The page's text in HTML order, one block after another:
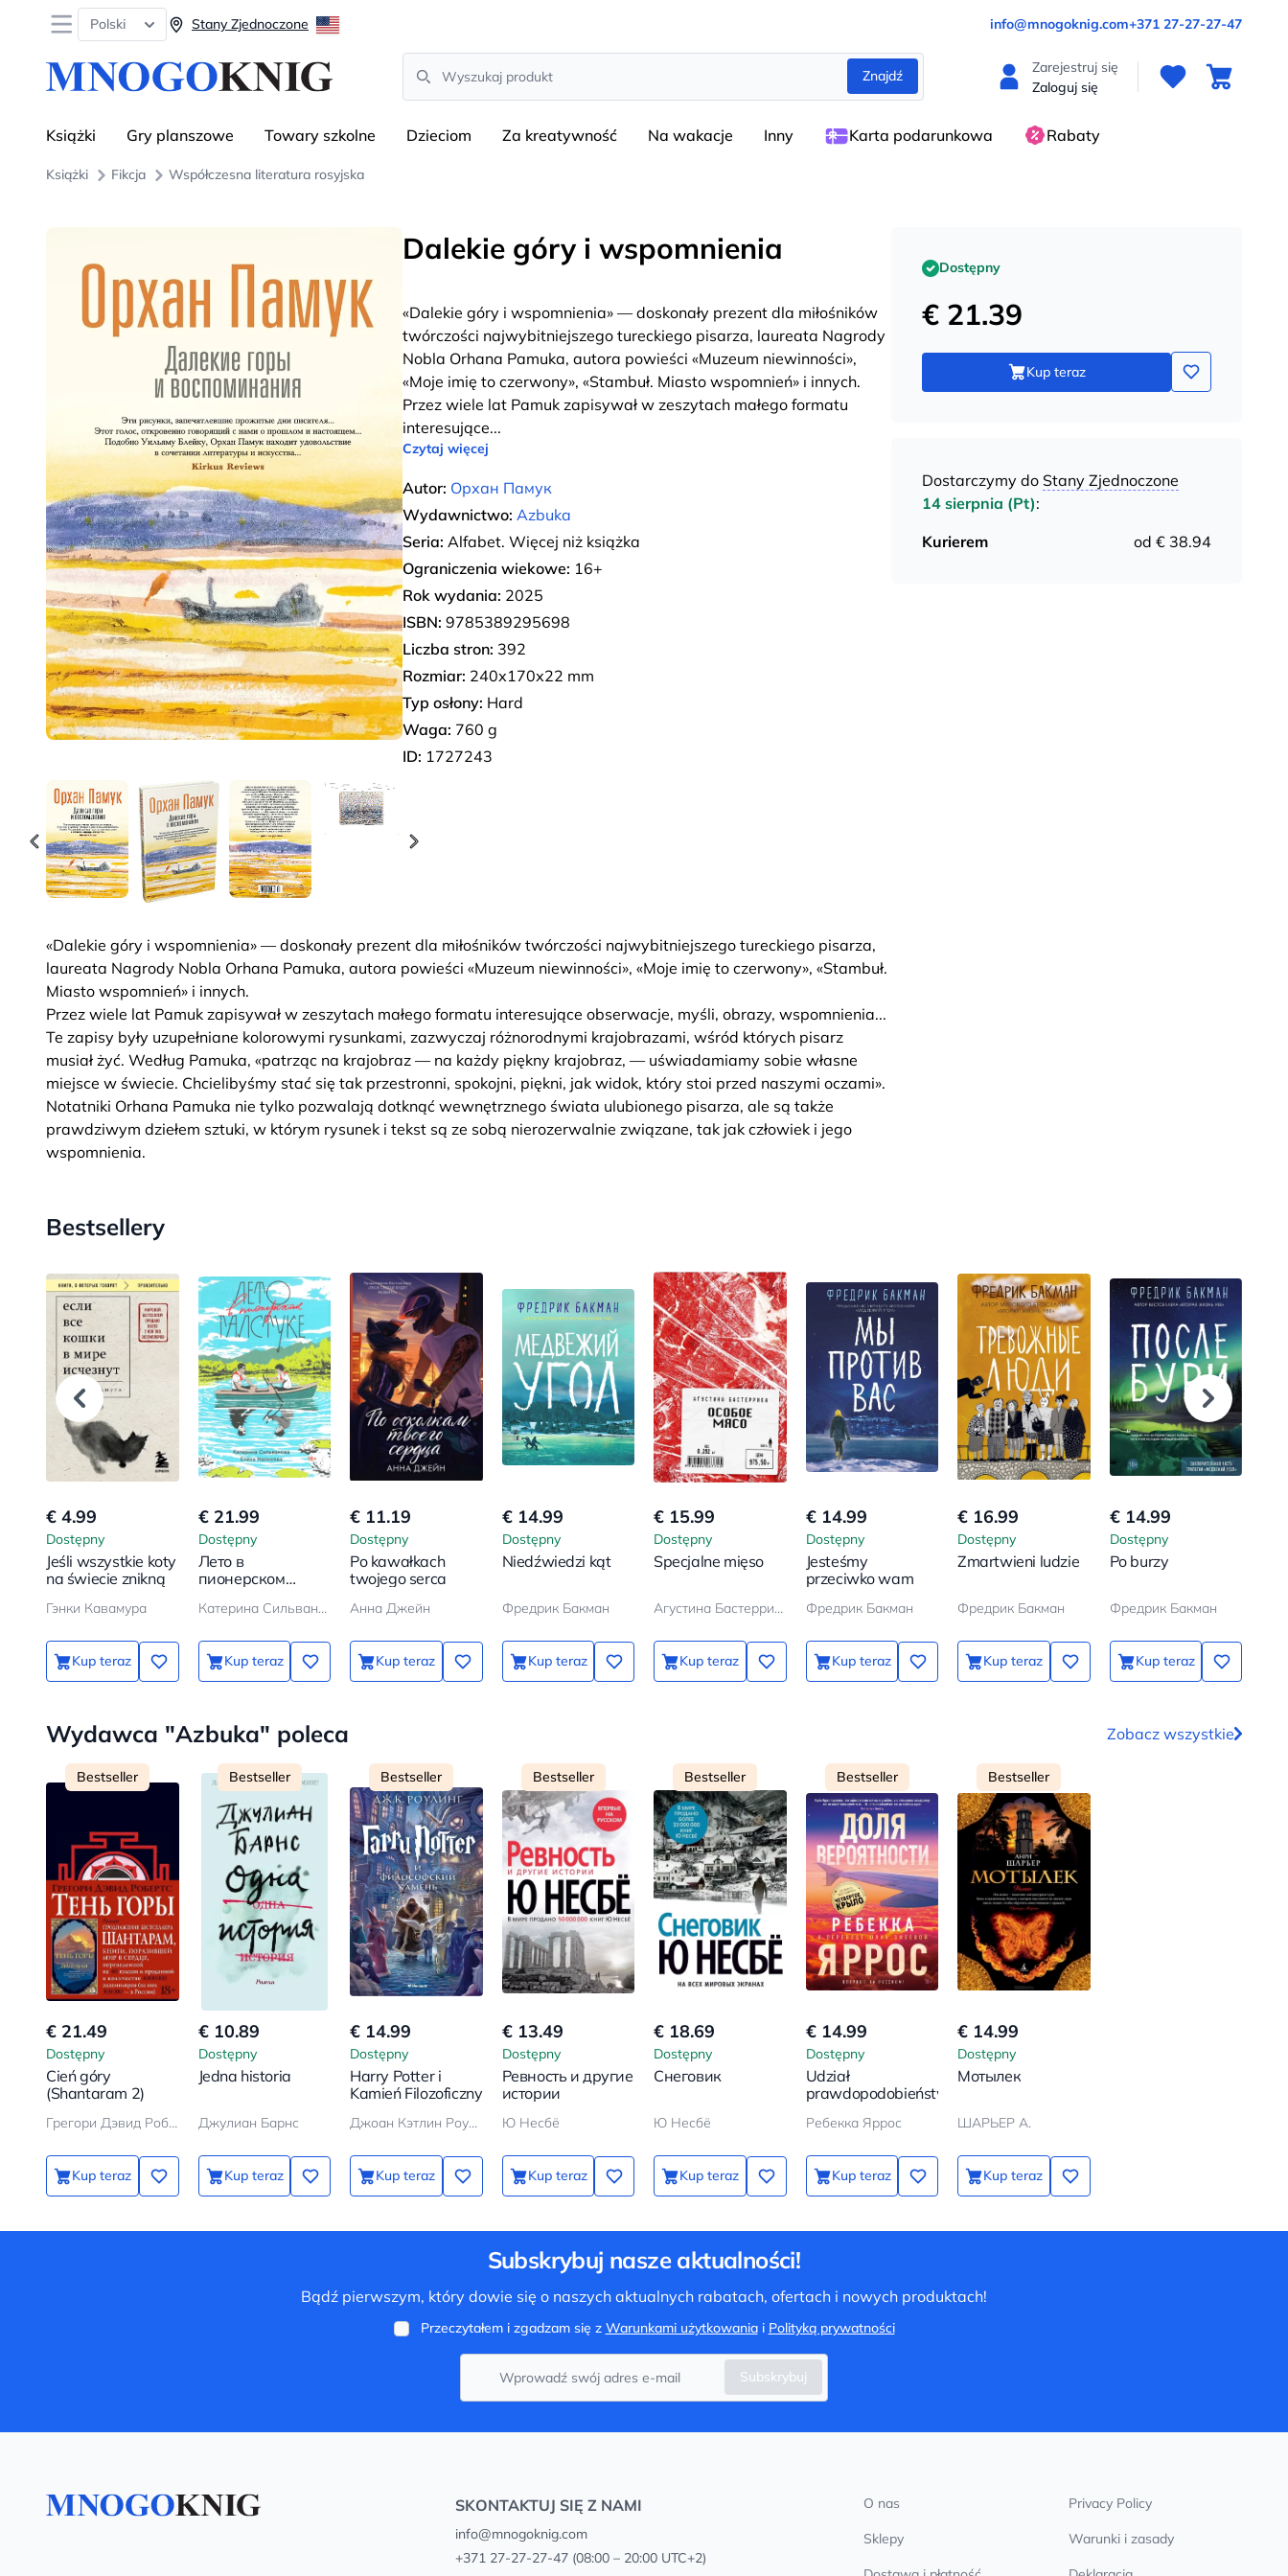
Open menu
Polski Stany Zjednoczone info@mnogoknig.com+371 27-27-27-47
Search
Znajdź
Zarejestruj się
Zaloguj się
Książki Gry planszowe Towary szkolne Dzieciom Za kreatywność Na wakacje Inny Karta podarunkowa Rabaty
Książki Fikcja Współczesna literatura rosyjska
Dalekie góry i wspomnienia
«Dalekie góry i wspomnienia» — doskonały prezent dla miłośników
twórczości najwybitniejszego tureckiego pisarza, laureata Nagrody
Nobla Orhana Pamuka, autora powieści «Muzeum niewinności»,
«Moje imię to czerwony», «Stambuł. Miasto wspomnień» i innych.
Przez wiele lat Pamuk zapisywał w zeszytach małego formatu
interesujące...
Czytaj więcej
Autor: Орхан Памук
Wydawnictwo: Azbuka
Seria: Alfabet. Więcej niż książka
Ograniczenia wiekowe: 16+
Rok wydania: 2025
ISBN: 9785389295698
Liczba stron: 392
Rozmiar: 240х170х22 mm
Typ osłony: Hard
Waga: 760 g
ID: 1727243
«Dalekie góry i wspomnienia» — doskonały prezent dla miłośników twórczości najwybitniejszego tureckiego pisarza,
laureata Nagrody Nobla Orhana Pamuka, autora powieści «Muzeum niewinności», «Moje imię to czerwony», «Stambuł.
Miasto wspomnień» i innych.
Przez wiele lat Pamuk zapisywał w zeszytach małego formatu interesujące obserwacje, myśli, obrazy, wspomnienia...
Te zapisy były uzupełniane kolorowymi rysunkami, zazwyczaj różnorodnymi krajobrazami, wśród których pisarz
musiał żyć. Według Pamuka, «patrząc na krajobraz — na każdy piękny krajobraz, — uświadamiamy sobie własne
miejsce w świecie. Chcielibyśmy stać się tak przestronni, spokojni, piękni, jak widok, który stoi przed naszymi oczami».
Notatniki Orhana Pamuka nie tylko pozwalają dotknąć wewnętrznego świata ulubionego pisarza, ale są także
prawdziwym dziełem sztuki, w którym rysunek i tekst są ze sobą nierozerwalnie związane, tak jak człowiek i jego
wspomnienia.
Dostępny
€ 21.39
Kup teraz
Dostarczymy do Stany Zjednoczone
14 sierpnia (Pt):
Kurierem
od € 38.94
Bestsellery
€ 4.99
Dostępny
Jeśli wszystkie koty
na świecie znikną
Гэнки Кавамура
Kup teraz
€ 21.99
Dostępny
Лето в
пионерском
Катерина Сильванова, Елена Малисова
Kup teraz
€ 11.19
Dostępny
Po kawałkach
twojego serca
Анна Джейн
Kup teraz
€ 14.99
Dostępny
Niedźwiedzi kąt
Фредрик Бакман
Kup teraz
€ 15.99
Dostępny
Specjalne mięso
Агустина Бастеррика
Kup teraz
€ 14.99
Dostępny
Jesteśmy
przeciwko wam
Фредрик Бакман
Kup teraz
€ 16.99
Dostępny
Zmartwieni ludzie
Фредрик Бакман
Kup teraz
€ 14.99
Dostępny
Po burzy
Фредрик Бакман
Kup teraz
Wydawca "Azbuka" poleca Zobacz wszystkie
Bestseller
€ 21.49
Dostępny
Cień góry
(Shantaram 2)
Грегори Дэвид Робертс
Kup teraz
Bestseller
€ 10.89
Dostępny
Jedna historia
Джулиан Барнс
Kup teraz
Bestseller
€ 14.99
Dostępny
Harry Potter i
Kamień Filozoficzny
Джоан Кэтлин Роулинг
Kup teraz
Bestseller
€ 13.49
Dostępny
Ревность и другие
истории
Ю Несбё
Kup teraz
Bestseller
€ 18.69
Dostępny
Снеговик
Ю Несбё
Kup teraz
Bestseller
€ 14.99
Dostępny
Udział
prawdopodobieństwa
Ребекка Яррос
Kup teraz
Bestseller
€ 14.99
Dostępny
Мотылек
ШАРЬЕР А.
Kup teraz
Subskrybuj nasze aktualności!
Bądź pierwszym, który dowie się o naszych aktualnych rabatach, ofertach i nowych produktach!
Przeczytałem i zgadzam się z Warunkami użytkowaniai Polityką prywatności
Subskrybuj
SKONTAKTUJ SIĘ Z NAMI
info@mnogoknig.com
+371 27-27-27-47(08:00 – 20:00 UTC+2)
O nas
Sklepy
Privacy Policy
Warunki i zasady